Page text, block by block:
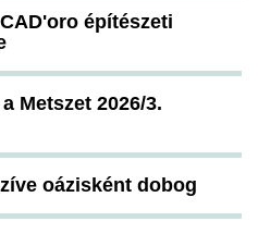
építészeti
Metszet 2026/3.
oázisként dobog